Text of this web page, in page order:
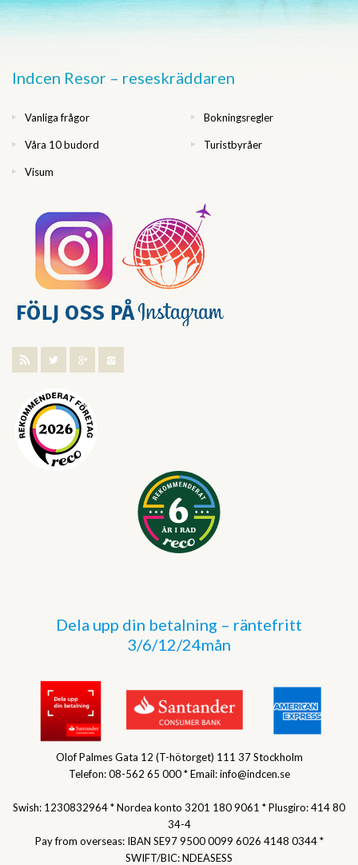
Indcen Resor – reseskräddaren
Vanliga frågor Bokningsregler
Våra 10 budord Turistbyråer
Visum
Dela upp din betalning – räntefritt
3/6/12/24mån
Olof Palmes Gata 12 (T-hötorget) 111 37 Stockholm
Telefon: 08-562 65 000 * Email: info@indcen.se
Swish: 1230832964 * Nordea konto 3201 180 9061 * Plusgiro: 414 80
34-4
Pay from overseas: IBAN SE97 9500 0099 6026 4148 0344 *
SWIFT/BIC: NDEASESS